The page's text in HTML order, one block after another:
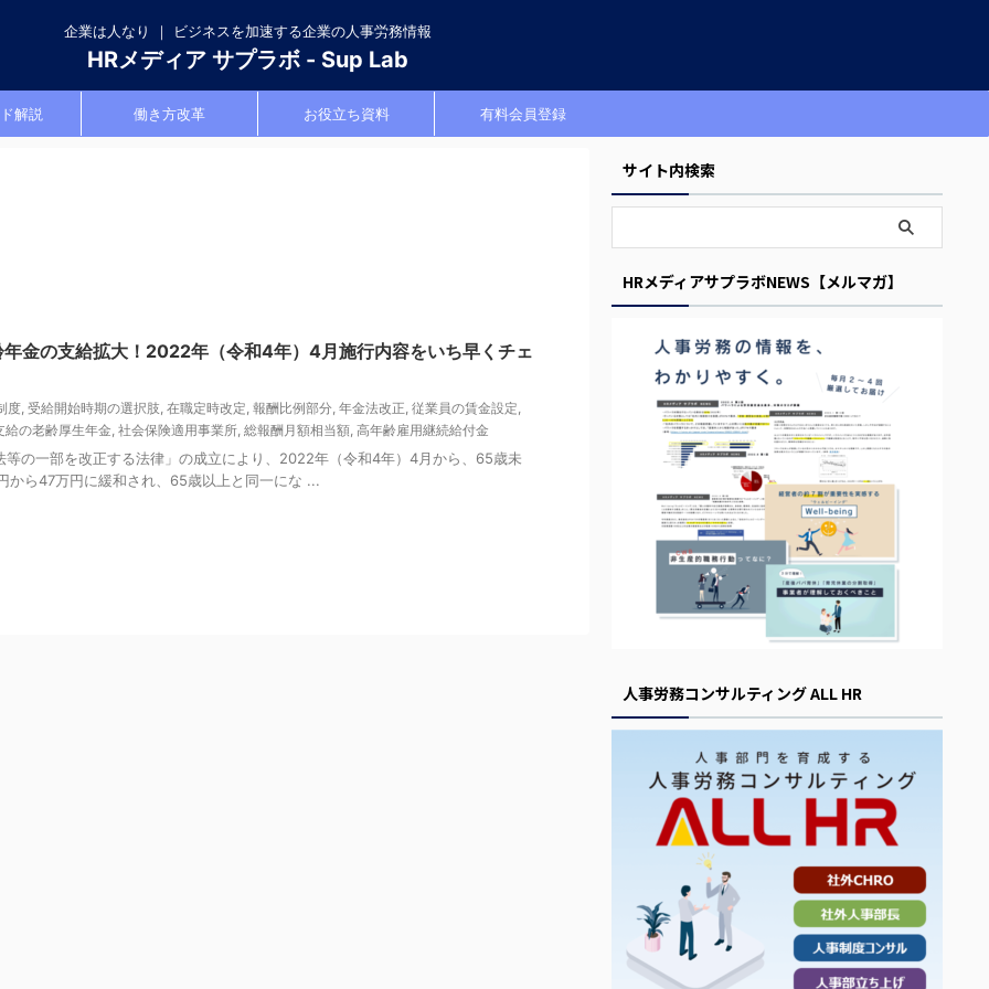
企業は人なり ｜ ビジネスを加速する企業の人事労務情報
HRメディア サプラボ - Sup Lab
解説 働き方改革 お役立ち資料 有料会員登録
金の支給拡大！2022年（令和4年）4月施行内容をいち早くチェ
度, 受給開始時期の選択肢, 在職定時改定, 報酬比例部分, 年金法改正, 従業員の賃金設定,
給の老齢厚生年金, 社会保険適用事業所, 総報酬月額相当額, 高年齢雇用継続給付金
等の一部を改正する法律」の成立により、2022年（令和4年）4月から、65歳未
から47万円に緩和され、65歳以上と同一にな ...
サイト内検索
HRメディアサプラボNEWS【メルマガ】
人事労務コンサルティング ALL HR